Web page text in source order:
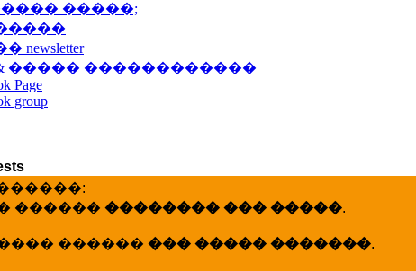
�����;
����� ������������
Page
group
������ �������� ��� �����.
������ ��� ����� �������.